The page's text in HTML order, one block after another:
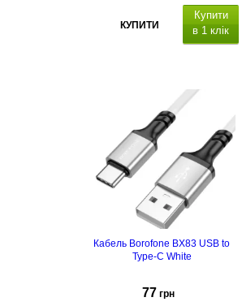
КУПИТИ
Купити
в 1 клік
Кабель Borofone BX83 USB to
Type-C White
77 грн